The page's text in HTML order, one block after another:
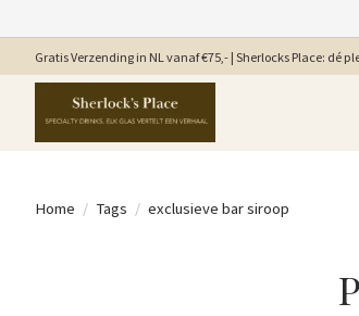
Gratis Verzending in NL vanaf €75,- | Sherlocks Place: dé
Home / Tags / exclusieve bar siroop